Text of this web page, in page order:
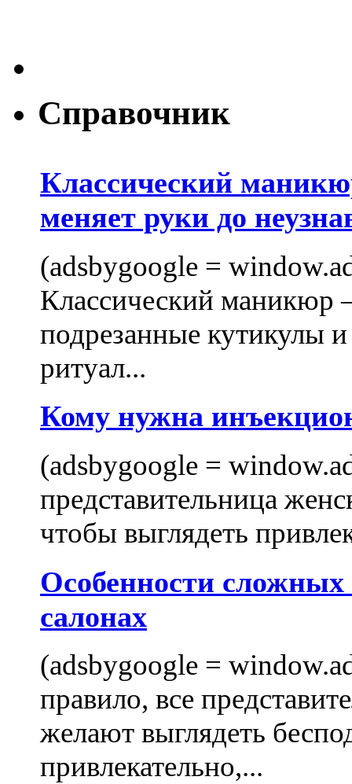
Справочник
Классический
меняет руки до
(adsbygoogle =
Классический маникюр
подрезанные кутикулы
ритуал...
Кому нужна
(adsbygoogle =
представительница
чтобы выглядеть
Особенности
салонах
(adsbygoogle =
правило, все
желают выглядеть
привлекательно,...